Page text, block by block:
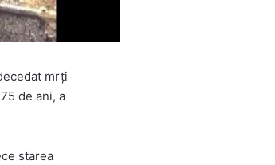
mrți
de ani, a
starea